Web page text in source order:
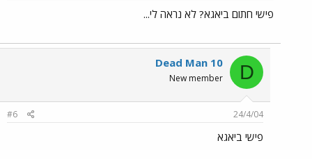
פישי חתום ביאגא? לא נראה לי...
D
Dead Man 10
New member
24/4/04
#6
פישי ביאגא